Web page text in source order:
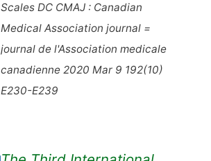
Scales DC CMAJ : Canadian
Medical Association journal =
journal de l'Association medicale
canadienne 2020 Mar 9 192(10)
E230-E239